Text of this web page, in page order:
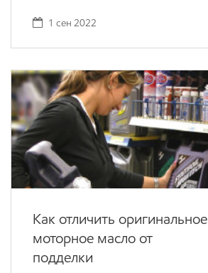
1 сен 2022
Как отличить оригинальное
моторное масло от
подделки